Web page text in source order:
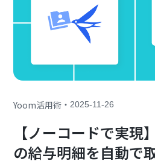
Yoom活用術 ・2025-11-26
【ノーコードで実
の給与明細を自動で